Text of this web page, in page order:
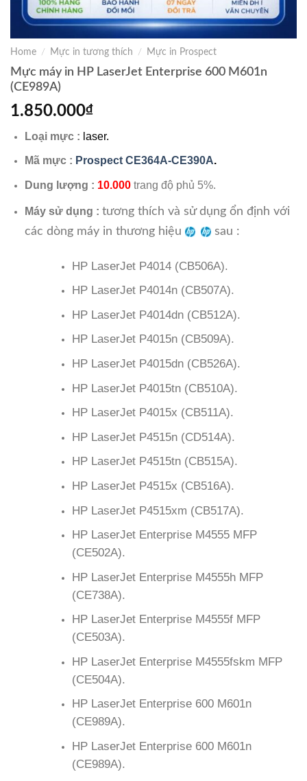
Home / Mực in tương thích / Mực in Prospect
Mực máy in HP LaserJet Enterprise 600 M601n
(CE989A)
1.850.000₫
Loại mực : laser.
Mã mực : Prospect CE364A-CE390A.
Dung lượng : 10.000trang độ phủ 5%.
Máy sử dụng : tương thích và sử dụng ổn định với
các dòng máy in thương hiệu
sau :
HP LaserJet P4014 (CB506A).
HP LaserJet P4014n (CB507A).
HP LaserJet P4014dn (CB512A).
HP LaserJet P4015n (CB509A).
HP LaserJet P4015dn (CB526A).
HP LaserJet P4015tn (CB510A).
HP LaserJet P4015x (CB511A).
HP LaserJet P4515n (CD514A).
HP LaserJet P4515tn (CB515A).
HP LaserJet P4515x (CB516A).
HP LaserJet P4515xm (CB517A).
HP LaserJet Enterprise M4555 MFP
(CE502A).
HP LaserJet Enterprise M4555h MFP
(CE738A).
HP LaserJet Enterprise M4555f MFP
(CE503A).
HP LaserJet Enterprise M4555fskm MFP
(CE504A).
HP LaserJet Enterprise 600 M601n
(CE989A).
HP LaserJet Enterprise 600 M601n
(CE989A).